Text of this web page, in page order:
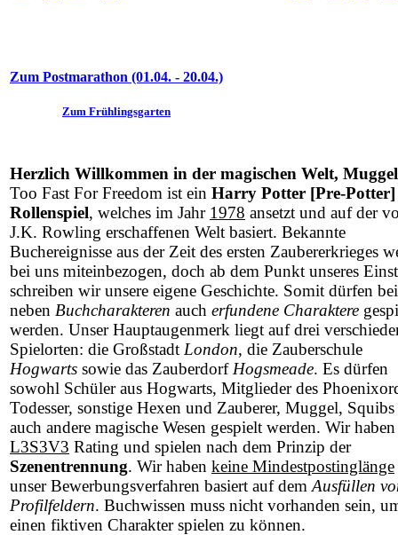
Zum Postmarathon (01.04. - 20.04.)
Zum Frühlingsgarten
Herzlich Willkommen in der magischen Welt, Muggel
Too Fast For Freedom ist ein Harry Potter [Pre-Potter]
Rollenspiel, welches im Jahr 1978 ansetzt und auf der
J.K. Rowling erschaffenen Welt basiert. Bekannte
Buchereignisse aus der Zeit des ersten Zaubererkrieges
bei uns miteinbezogen, doch ab dem Punkt unseres
schreiben wir unsere eigene Geschichte. Somit dürfen
neben Buchcharakteren auch erfundene Charaktere
werden. Unser Hauptaugenmerk liegt auf drei
Spielorten: die Großstadt London, die Zauberschule
Hogwarts sowie das Zauberdorf Hogsmeade. Es dürfen
sowohl Schüler aus Hogwarts, Mitglieder des
Todesser, sonstige Hexen und Zauberer, Muggel, Squibs
auch andere magische Wesen gespielt werden. Wir
L3S3V3 Rating und spielen nach dem Prinzip der
Szenentrennung. Wir haben keine Mindestpostinglänge
unser Bewerbungsverfahren basiert auf dem Ausfüllen
Profilfeldern. Buchwissen muss nicht vorhanden sein,
einen fiktiven Charakter spielen zu können.